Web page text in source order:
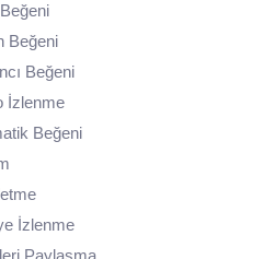
Beğeni
Beğeni
İzlenme
Beğeni
İzlenme
Paylaşma